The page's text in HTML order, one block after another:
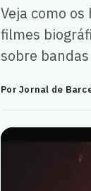
Veja como
filmes
sobre
Por Jornal de